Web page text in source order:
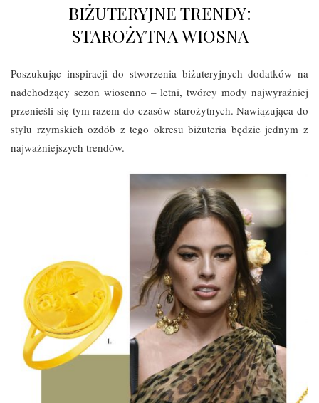
BIŻUTERYJNE TRENDY:
STAROŻYTNA WIOSNA
Poszukując inspiracji do stworzenia biżuteryjnych dodatków na
nadchodzący sezon wiosenno – letni, twórcy mody najwyraźniej
przenieśli się tym razem do czasów starożytnych. Nawiązująca do
stylu rzymskich ozdób z tego okresu biżuteria będzie jednym z
najważniejszych trendów.